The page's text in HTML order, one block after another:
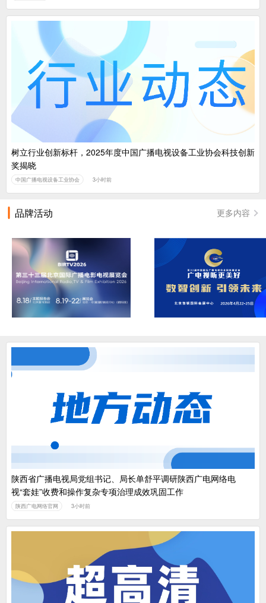
树立行业创新标杆，2025年度中国广播电视设备工业协会科技创新
奖揭晓
中国广播电视设备工业协会 3小时前
品牌活动 更多内容
陕西省广播电视局党组书记、局长单舒平调研陕西广电网络电
视“套娃”收费和操作复杂专项治理成效巩固工作
陕西广电网络官网 3小时前